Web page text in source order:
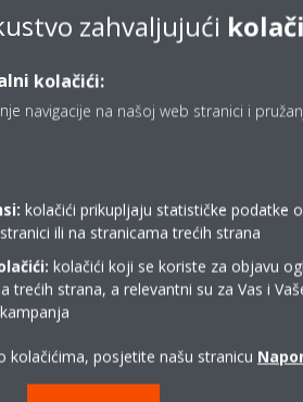
Pozivamo
uživati s
društvu
zahvaljujući
kolačići:
navigacije na našoj web stranici i
kolačići prikupljaju statističke podatke
ili na stranicama trećih strana
kolačići koji se koriste za objavu
trećih strana, a relevantni su za Vas i
kolačićima, posjetite našu stranicu